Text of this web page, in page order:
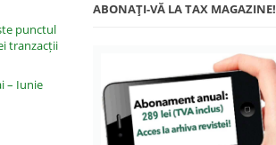
punctul
tranzacții
– Iunie
ABONAŢI-VĂ LA TAX MAGAZINE!